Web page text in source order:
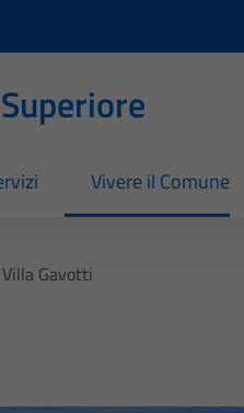
Vivere il Comune
Villa Gavotti